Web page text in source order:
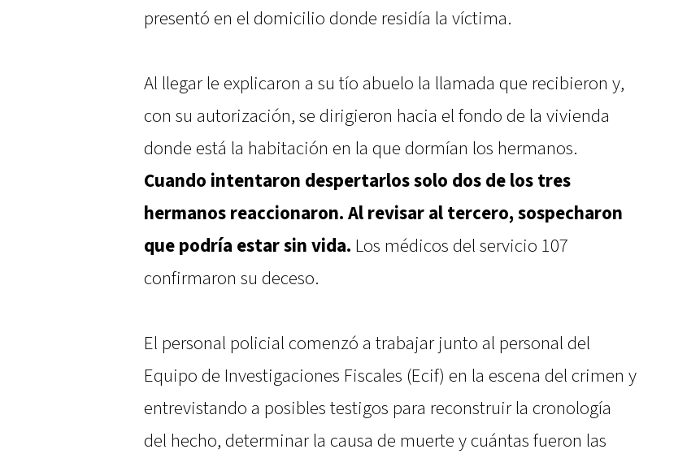
presentó en el domicilio donde residía la víctima.
Al llegar le explicaron a su tío abuelo la llamada que recibieron y,
con su autorización, se dirigieron hacia el fondo de la vivienda
donde está la habitación en la que dormían los hermanos.
Cuando intentaron despertarlos solo dos de los tres
hermanos reaccionaron. Al revisar al tercero, sospecharon
que podría estar sin vida. Los médicos del servicio 107
confirmaron su deceso.
El personal policial comenzó a trabajar junto al personal del
Equipo de Investigaciones Fiscales (Ecif) en la escena del crimen y
entrevistando a posibles testigos para reconstruir la cronología
del hecho, determinar la causa de muerte y cuántas fueron las